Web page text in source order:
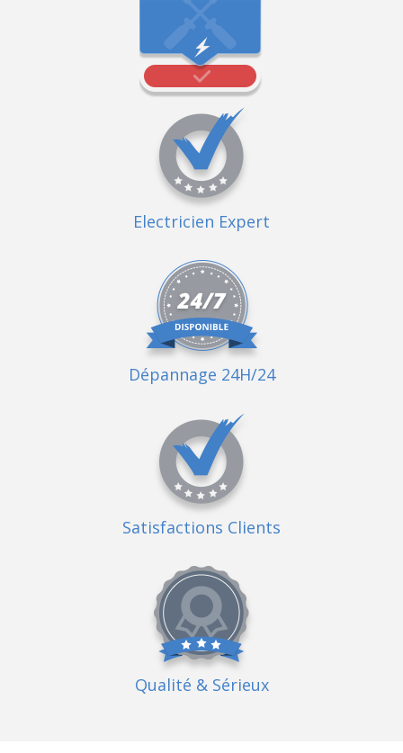
Electricien Expert
Dépannage 24H/24
Satisfactions Clients
Qualité & Sérieux